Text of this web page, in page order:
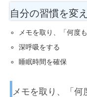
自分の習慣を変
メモを取り、「何度
深呼吸をする
睡眠時間を確保
メモを取り、「何